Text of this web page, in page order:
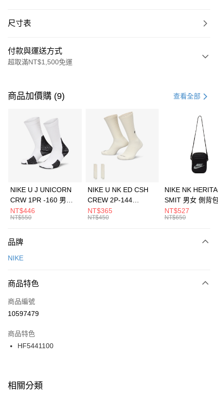
尺寸表
付款與運送方式
超取滿NT$1,500免運
信用卡一次付款
3 期 0 利率 每期 21家銀行
合作金庫商業銀行
第一商業銀行
華南商業銀行
彰化商業銀行
上海商業儲蓄銀行
元大商業銀行
台灣樂天信用卡公司
Apple Pay
全盈+PAY
AFTEE先享後付
【關於「AFTEE先享後付」】
便利好安心！
３．安心：先確認商品／服務後，再付款。
【「AFTEE先享後付」結帳流程】
１．於結帳方式選擇「AFTEE先享後付」後，將跳轉至「AFTEE先享後付」
２．訂單成立數日內，您將收到繳費通知簡訊。
３．收到繳費通知簡訊後14天內，點擊此簡訊中的連結，可透過四大超商／
ATM／網路銀行／等多元方式進行付款，方視為交易完成。
※ 交易是否成功請以「AFTEE先享後付 」之結帳頁面顯示為準，若有關於
是否繳費成功／繳費後需取消欲退款等相關疑問，請聯繫「AFTEE先享後付
運送方式
每筆NT$100，滿NT$1,500(含以上)免運費
宅配
每筆NT$100，滿NT$1,500(含以上)免運費
付款後門市自取
每筆NT$100，滿NT$1,500(含以上)免運費
商品加價購 (9) 查看全部
NIKE U J UNICORN
CRW 1PR -160 男女
中統襪 FZ3393100
NT$446
NT$550
NIKE U NK ED CSH
CREW 2P-144
EMBRDY 男女 短統襪
FZ3073133
NT$365
NT$450
NIKE NK
SMIT 男女 側背
BA5871010
NT$527
NT$650
品牌
NIKE
商品特色
商品編號
10597479
商品特色
HF5441100
相關分類